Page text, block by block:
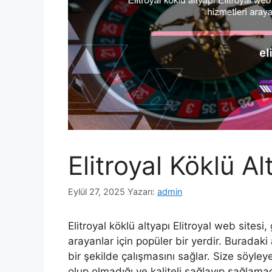
Elitroyal Köklü
Eylül 27, 2025 Yazarı: admin
Elitroyal köklü altyapı Elitroyal web
arayanlar için popüler bir yerdir. Buradaki
bir şekilde çalışmasını sağlar. Size